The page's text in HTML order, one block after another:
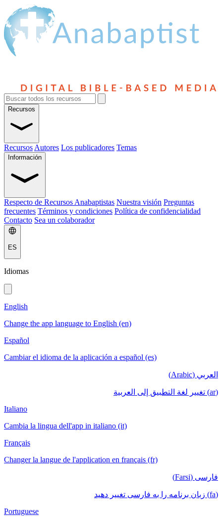
Recursos
Recursos Autores Los publicadores Temas
Información
Respecto de Recursos Anabaptistas Nuestra visión Preguntas
frecuentes Términos y condiciones Política de confidencialidad
Contacto Sea un colaborador
ES
Idiomas
English
Change the app language to English (en)
Español
Cambiar el idioma de la aplicación a español (es)
العربي (Arabic)
(ar) تغيير لغة التطبيق إلى العربية
Italiano
Cambia la lingua dell'app in italiano (it)
Français
Changer la langue de l'application en français (fr)
فارسی (Farsi)
(fa) زبان برنامه را به فارسی تغییر دهید
Portuguese